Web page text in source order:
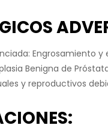
Engrosamiento
Benigna de
y reproductivos